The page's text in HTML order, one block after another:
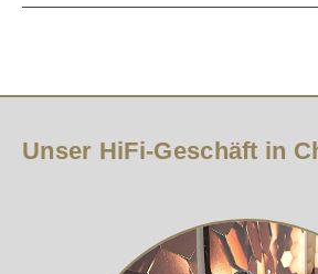
Unser HiFi-Geschäft in